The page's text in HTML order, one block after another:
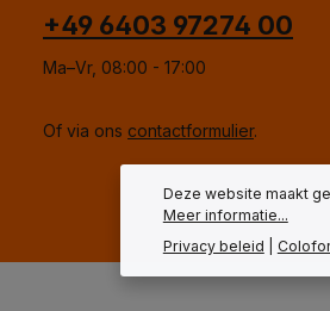
+49 6403 97274 00
Ma–Vr, 08:00 - 17:00
Of via ons contactformulier.
Deze website maakt
Meer informatie...
Privacy beleid